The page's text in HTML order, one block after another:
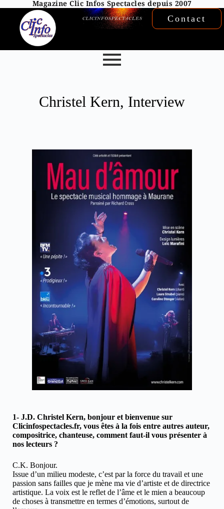
Magazine Clic Infos Spectacles depuis 2007
Contact
Christel Kern, Interview
1- J.D. Christel Kern, bonjour et bienvenue sur
Clicinfospectacles.fr, vous êtes à la fois entre autres auteur,
compositrice, chanteuse, comment faut-il vous présenter à
nos lecteurs ?
C.K. Bonjour.
Issue d’un milieu modeste, c’est par la force du travail et une
passion sans failles que je mène ma vie d’artiste et de directrice
artistique. La voix est le reflet de l’âme et le mien a beaucoup
de choses à transmettre en termes d’émotions, surtout de